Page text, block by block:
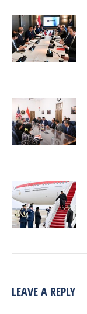
LEAVE A REPLY